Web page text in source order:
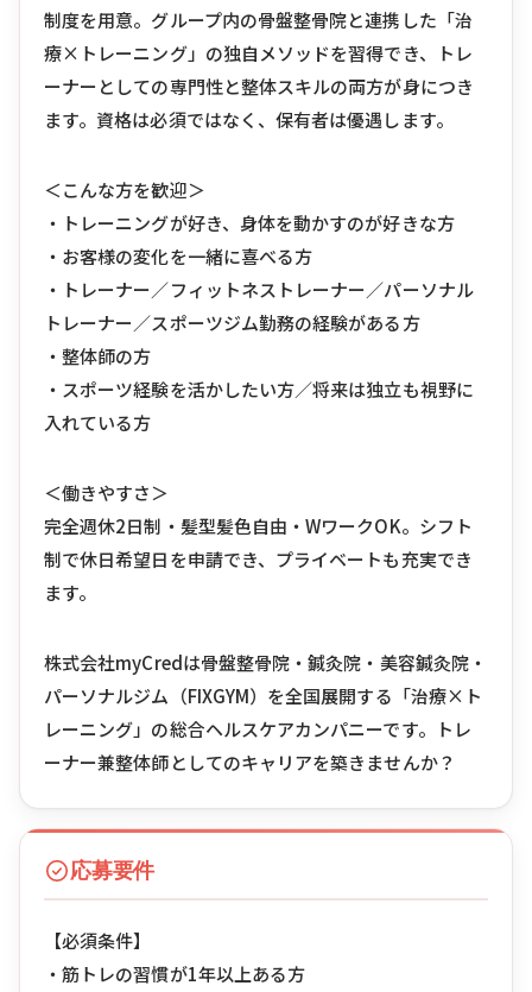
制度を用意。グループ内の骨盤整骨院と連携した「治
療×トレーニング」の独自メソッドを習得でき、トレ
ーナーとしての専門性と整体スキルの両方が身につき
ます。資格は必須ではなく、保有者は優遇します。
＜こんな方を歓迎＞
・トレーニングが好き、身体を動かすのが好きな方
・お客様の変化を一緒に喜べる方
・トレーナー／フィットネストレーナー／パーソナル
トレーナー／スポーツジム勤務の経験がある方
・整体師の方
・スポーツ経験を活かしたい方／将来は独立も視野に
入れている方
＜働きやすさ＞
完全週休2日制・髪型髪色自由・WワークOK。シフト
制で休日希望日を申請でき、プライベートも充実でき
ます。
株式会社myCredは骨盤整骨院・鍼灸院・美容鍼灸院・
パーソナルジム（FIXGYM）を全国展開する「治療×ト
レーニング」の総合ヘルスケアカンパニーです。トレ
ーナー兼整体師としてのキャリアを築きませんか？
応募要件
【必須条件】
・筋トレの習慣が1年以上ある方